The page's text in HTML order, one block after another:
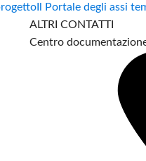
Il Portale degli assi
ALTRI CONTATTI
Centro